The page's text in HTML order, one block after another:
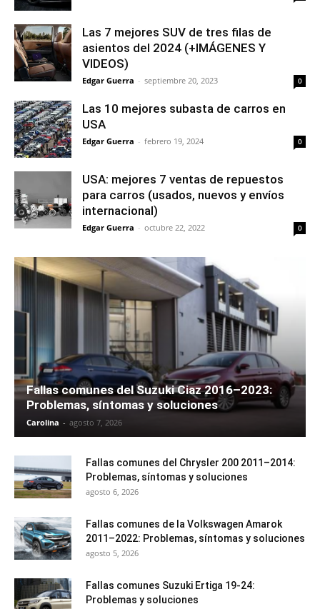
Las 7 mejores SUV de tres filas de
asientos del 2024 (+IMÁGENES Y
VIDEOS)
Edgar Guerra - septiembre 20, 2023 0
Las 10 mejores subasta de carros en
USA
Edgar Guerra - febrero 19, 2024 0
USA: mejores 7 ventas de repuestos
para carros (usados, nuevos y envíos
internacional)
Edgar Guerra - octubre 22, 2022 0
Fallas comunes del Suzuki Ciaz 2016–2023:
Problemas, síntomas y soluciones
Carolina - agosto 7, 2026
Fallas comunes del Chrysler 200 2011–2014:
Problemas, síntomas y soluciones
agosto 6, 2026
Fallas comunes de la Volkswagen Amarok
2011–2022: Problemas, síntomas y soluciones
agosto 5, 2026
Fallas comunes Suzuki Ertiga 19-24:
Problemas y soluciones